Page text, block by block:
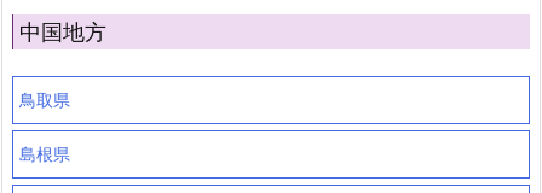
中国地方
鳥取県
島根県